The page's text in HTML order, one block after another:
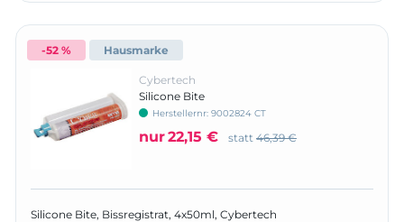
-52 % Hausmarke
Cybertech
Silicone Bite
Herstellernr: 9002824 CT
nur22,15 € statt 46,39 €
Silicone Bite, Bissregistrat, 4x50ml, Cybertech